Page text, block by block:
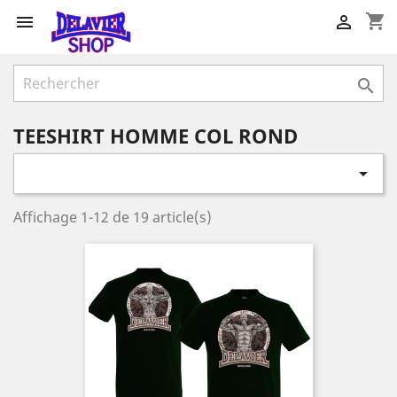
 shopping_cart


TEESHIRT HOMME COL ROND

Affichage 1-12 de 19 article(s)